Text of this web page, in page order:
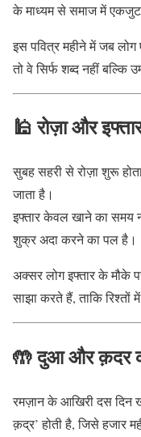
के माध्यम से समाज में
इस पवित्र महीने में जब
तो वे सिर्फ शब्द नहीं बल्कि
🕌 रोज़ा और
सुबह सहरी से रोज़ा शुरू
जाता है।
इफ्तार केवल खाने का समय
शुक्र अदा करने का पल है।
अक्सर लोग इफ्तार के मौके
साझा करते हैं, ताकि रिश्तों
🤲 दुआ और क़दर
रमज़ान के आखिरी दस दिन
क़द्र’ होती है, जिसे हजार